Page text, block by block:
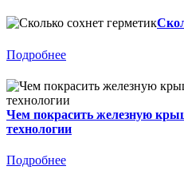
Подробнее
Чем покрасить железную
технологии
Подробнее